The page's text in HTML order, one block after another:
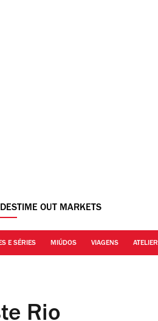
TIME OUT MARKETS
E SÉRIES MIÚDOS VIAGENS ATELIER
Rio